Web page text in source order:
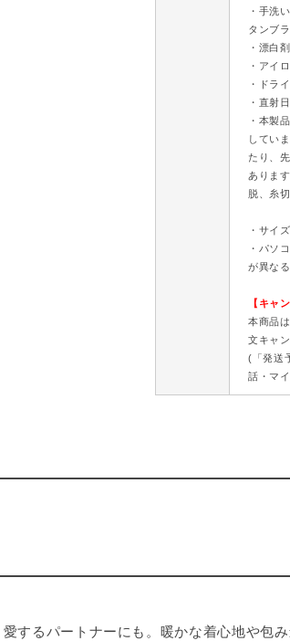
・手洗
タンブ
・漂白
・アイ
・ドラ
・直射
・本製
してい
たり、
ありま
脱、糸
・サイ
・パソ
が異な
【キャ
本商品
文キャ
(「発送
話・マ
するパートナーにも。暖かな着心地や包